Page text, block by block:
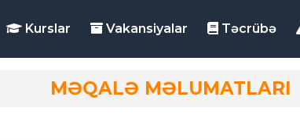
Kurslar Vakansiyalar Təcrübə
MƏQALƏ MƏLUMATLARI